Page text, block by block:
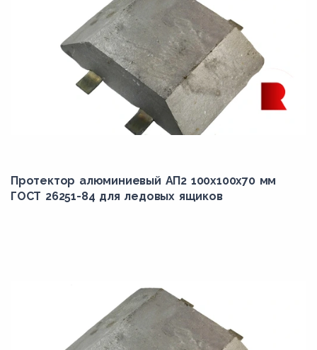
Протектор алюминиевый АП2 100х100х70 мм
ГОСТ 26251-84 для ледовых ящиков